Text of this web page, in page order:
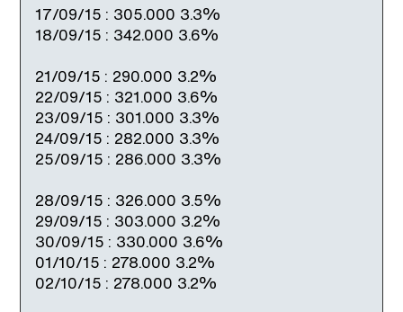
17/09/15 : 305.000 3.3%
18/09/15 : 342.000 3.6%
21/09/15 : 290.000 3.2%
22/09/15 : 321.000 3.6%
23/09/15 : 301.000 3.3%
24/09/15 : 282.000 3.3%
25/09/15 : 286.000 3.3%
28/09/15 : 326.000 3.5%
29/09/15 : 303.000 3.2%
30/09/15 : 330.000 3.6%
01/10/15 : 278.000 3.2%
02/10/15 : 278.000 3.2%